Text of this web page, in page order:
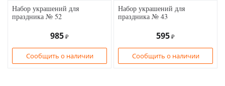
Набор украшений для
праздника № 52
985 ₽
Сообщить о наличии
Набор украшений для
праздника № 43
595 ₽
Сообщить о наличии